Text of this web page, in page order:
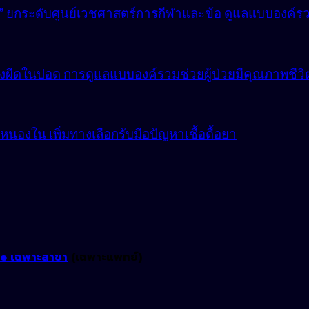
ยกระดับศูนย์เวชศาสตร์การกีฬาและข้อ ดูแลแบบองค์ร
งผืดในปอด การดูแลแบบองค์รวมช่วยผู้ป่วยมีคุณภาพชี
องใน เพิ่มทางเลือกรับมือปัญหาเชื้อดื้อยา
ฉพาะสาขา (เฉพาะแพทย์)